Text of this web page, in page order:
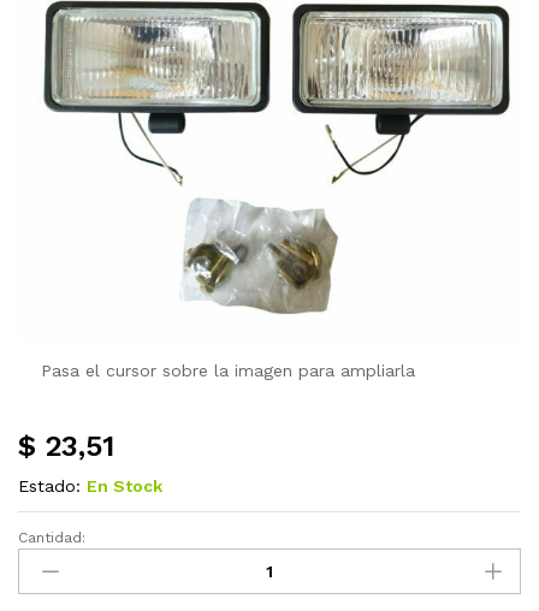
Pasa el cursor sobre la imagen para ampliarla
$ 23,51
Estado: En Stock
F-
129-
SET-
Cantidad: